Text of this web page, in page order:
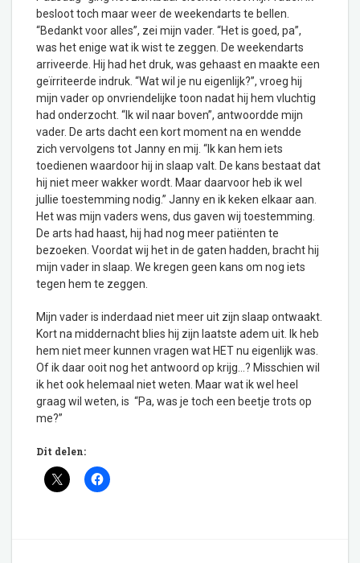
besloot toch maar weer de weekendarts te bellen.
“Bedankt voor alles”, zei mijn vader. “Het is goed, pa”,
was het enige wat ik wist te zeggen. De weekendarts
arriveerde. Hij had het druk, was gehaast en maakte een
geïrriteerde indruk. “Wat wil je nu eigenlijk?”, vroeg hij
mijn vader op onvriendelijke toon nadat hij hem vluchtig
had onderzocht. “Ik wil naar boven”, antwoordde mijn
vader. De arts dacht een kort moment na en wendde
zich vervolgens tot Janny en mij. “Ik kan hem iets
toedienen waardoor hij in slaap valt. De kans bestaat dat
hij niet meer wakker wordt. Maar daarvoor heb ik wel
jullie toestemming nodig.” Janny en ik keken elkaar aan.
Het was mijn vaders wens, dus gaven wij toestemming.
De arts had haast, hij had nog meer patiënten te
bezoeken. Voordat wij het in de gaten hadden, bracht hij
mijn vader in slaap. We kregen geen kans om nog iets
tegen hem te zeggen.
Mijn vader is inderdaad niet meer uit zijn slaap ontwaakt.
Kort na middernacht blies hij zijn laatste adem uit. Ik heb
hem niet meer kunnen vragen wat HET nu eigenlijk was.
Of ik daar ooit nog het antwoord op krijg…? Misschien wil
ik het ook helemaal niet weten. Maar wat ik wel heel
graag wil weten, is “Pa, was je toch een beetje trots op
me?”
Dit delen: